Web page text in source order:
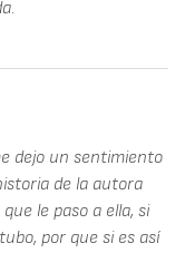
dejo un sentimiento
de la autora
le paso a ella, si
por que si es así